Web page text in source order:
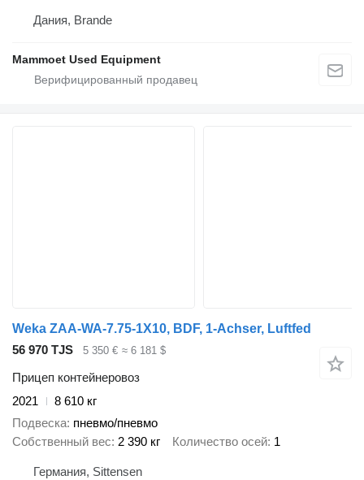
Дания, Brande
Mammoet Used Equipment
Weka ZAA-WA-7.75-1X10, BDF, 1-Achser, Luftfed
56 970 TJS
5 350 € ≈ 6 181 $
Прицеп контейнеровоз
2021
8 610 кг
Подвеска пневмо/пневмо
Собственный вес 2 390 кг Количество осей 1
Германия, Sittensen